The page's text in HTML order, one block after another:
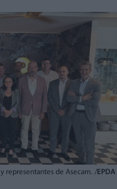
representantes de Asecam. /EPDA